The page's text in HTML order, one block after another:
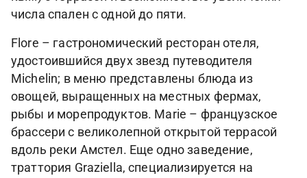
числа спален с одной до пяти.
Flore – гастрономический ресторан отеля,
удостоившийся двух звезд путеводителя
Michelin; в меню представлены блюда из
овощей, выращенных на местных фермах,
рыбы и морепродуктов. Marie – французское
брассери с великолепной открытой террасой
вдоль реки Амстел. Еще одно заведение,
траттория Graziella, специализируется на